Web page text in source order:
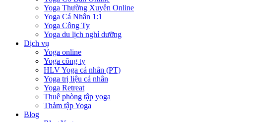
Yoga Thường Xuyên Online
Yoga Cá Nhân 1:1
Yoga Công Ty
Yoga du lịch nghỉ dưỡng
Dịch vụ
Yoga online
Yoga công ty
HLV Yoga cá nhân (PT)
Yoga trị liệu cá nhân
Yoga Retreat
Thuê phòng tập yoga
Thảm tập Yoga
Blog